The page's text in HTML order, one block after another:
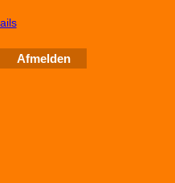
i 16V
Afmelden